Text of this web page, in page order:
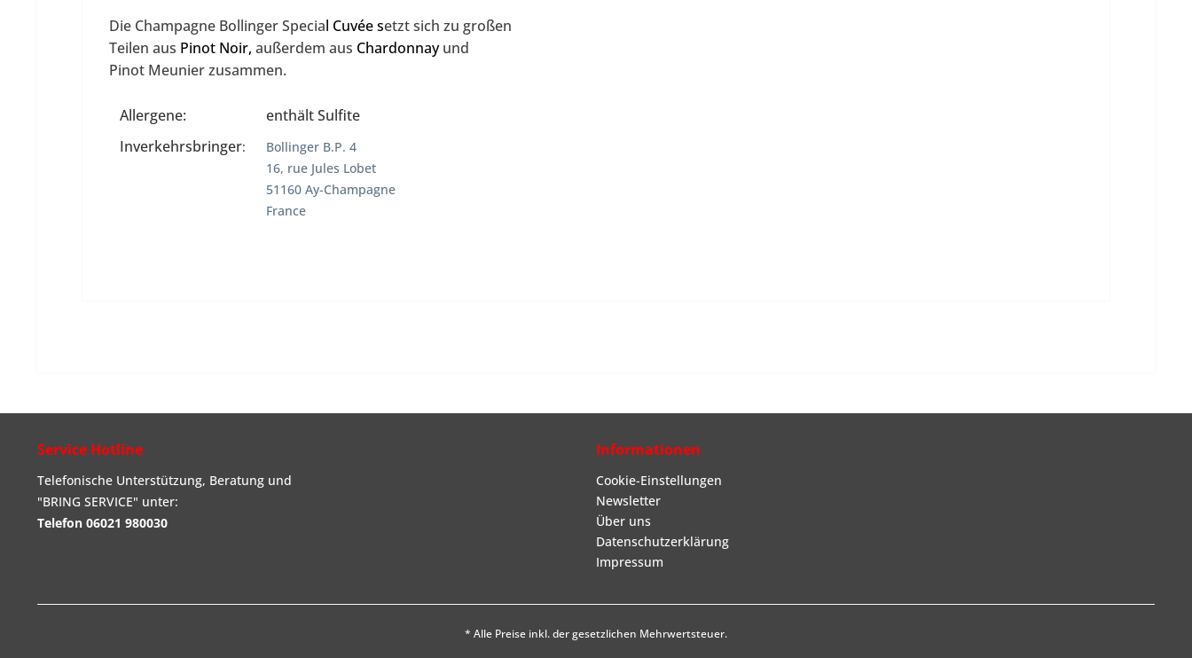
Die Champagne Bollinger Special Cuvéesetzt sich zu großen
Teilen aus Pinot Noir, außerdem aus Chardonnay und
Pinot Meunier zusammen.
Allergene:
enthält Sulfite
Inverkehrsbringer:
Bollinger B.P. 4
16, rue Jules Lobet
51160 Ay-Champagne
France
Service Hotline
Telefonische Unterstützung, Beratung und
"BRING SERVICE" unter:
Telefon 06021 980030
Informationen
Cookie-Einstellungen
Newsletter
Über uns
Datenschutzerklärung
Impressum
* Alle Preise inkl. der gesetzlichen Mehrwertsteuer.